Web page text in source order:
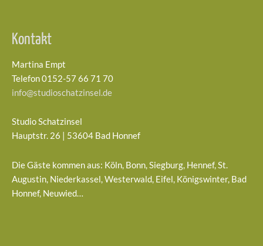
Kontakt
Martina Empt
Telefon 0152-57 66 71 70
info@studioschatzinsel.de
Studio Schatzinsel
Hauptstr. 26 | 53604 Bad Honnef
Die Gäste kommen aus: Köln, Bonn, Siegburg, Hennef, St.
Augustin, Niederkassel, Westerwald, Eifel, Königswinter, Bad
Honnef, Neuwied…